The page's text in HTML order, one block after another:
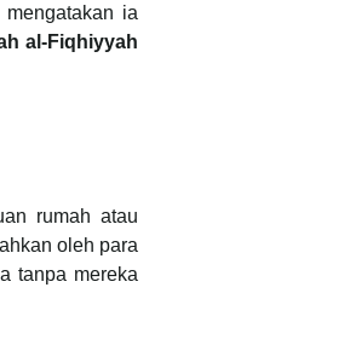
ia
al-Fiqhiyyah
rumah atau
oleh para